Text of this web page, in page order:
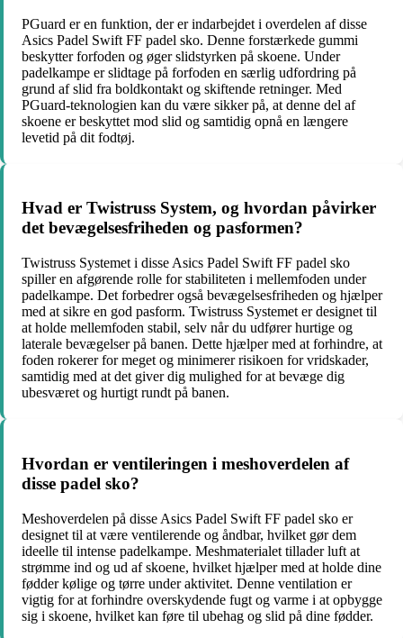
PGuard er en funktion, der er indarbejdet i overdelen af disse
Asics Padel Swift FF padel sko. Denne forstærkede gummi
beskytter forfoden og øger slidstyrken på skoene. Under
padelkampe er slidtage på forfoden en særlig udfordring på
grund af slid fra boldkontakt og skiftende retninger. Med
PGuard-teknologien kan du være sikker på, at denne del af
skoene er beskyttet mod slid og samtidig opnå en længere
levetid på dit fodtøj.
Hvad er Twistruss System, og hvordan påvirker
det bevægelsesfriheden og pasformen?
Twistruss Systemet i disse Asics Padel Swift FF padel sko
spiller en afgørende rolle for stabiliteten i mellemfoden under
padelkampe. Det forbedrer også bevægelsesfriheden og hjælper
med at sikre en god pasform. Twistruss Systemet er designet til
at holde mellemfoden stabil, selv når du udfører hurtige og
laterale bevægelser på banen. Dette hjælper med at forhindre, at
foden rokerer for meget og minimerer risikoen for vridskader,
samtidig med at det giver dig mulighed for at bevæge dig
ubesværet og hurtigt rundt på banen.
Hvordan er ventileringen i meshoverdelen af
disse padel sko?
Meshoverdelen på disse Asics Padel Swift FF padel sko er
designet til at være ventilerende og åndbar, hvilket gør dem
ideelle til intense padelkampe. Meshmaterialet tillader luft at
strømme ind og ud af skoene, hvilket hjælper med at holde dine
fødder kølige og tørre under aktivitet. Denne ventilation er
vigtig for at forhindre overskydende fugt og varme i at opbygge
sig i skoene, hvilket kan føre til ubehag og slid på dine fødder.